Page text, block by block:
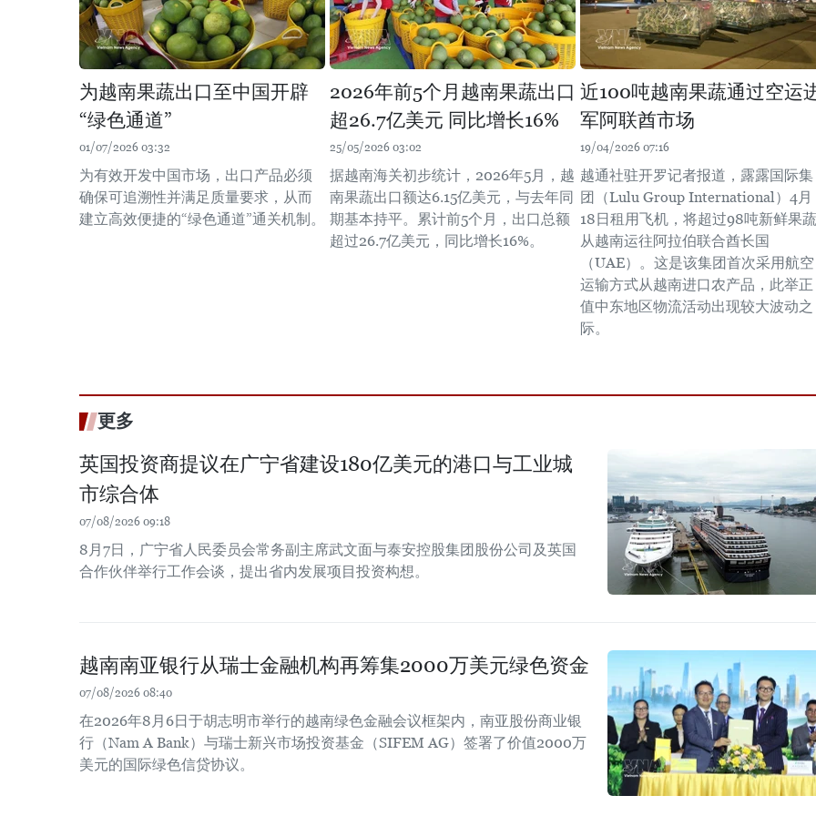
为越南果蔬出口至中国开辟
“绿色通道”
01/07/2026 03:32
为有效开发中国市场，出口产品必须
确保可追溯性并满足质量要求，从而
建立高效便捷的“绿色通道”通关机制。
2026年前5个月越南果蔬出口
超26.7亿美元 同比增长16%
25/05/2026 03:02
据越南海关初步统计，2026年5月，越
南果蔬出口额达6.15亿美元，与去年同
期基本持平。累计前5个月，出口总额
超过26.7亿美元，同比增长16%。
近100吨越南果蔬通过空运
军阿联酋市场
19/04/2026 07:16
越通社驻开罗记者报道，露露国际集
团（Lulu Group International）4月
18日租用飞机，将超过98吨新鲜果蔬
从越南运往阿拉伯联合酋长国
（UAE）。这是该集团首次采用航空
运输方式从越南进口农产品，此举正
值中东地区物流活动出现较大波动之
际。
更多
英国投资商提议在广宁省建设180亿美元的港口与工业城
市综合体
07/08/2026 09:18
8月7日，广宁省人民委员会常务副主席武文面与泰安控股集团股份公司及英国
合作伙伴举行工作会谈，提出省内发展项目投资构想。
越南南亚银行从瑞士金融机构再筹集2000万美元绿色资金
07/08/2026 08:40
在2026年8月6日于胡志明市举行的越南绿色金融会议框架内，南亚股份商业银
行（Nam A Bank）与瑞士新兴市场投资基金（SIFEM AG）签署了价值2000万
美元的国际绿色信贷协议。